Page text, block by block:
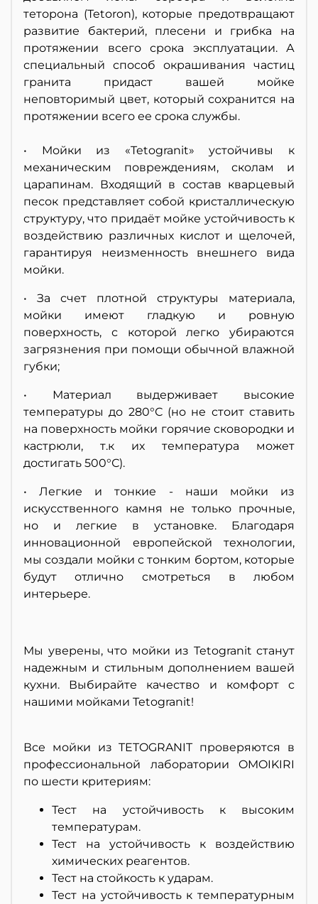
теторона (Tetoron), которые предотвращают
развитие бактерий, плесени и грибка на
протяжении всего срока эксплуатации. А
специальный способ окрашивания частиц
гранита придаст вашей мойке
неповторимый цвет, который сохранится на
протяжении всего ее срока службы.
• Мойки из «Tetogranit» устойчивы к
механическим повреждениям, сколам и
царапинам. Входящий в состав кварцевый
песок представляет собой кристаллическую
структуру, что придаёт мойке устойчивость к
воздействию различных кислот и щелочей,
гарантируя неизменность внешнего вида
мойки.
• За счет плотной структуры материала,
мойки имеют гладкую и ровную
поверхность, с которой легко убираются
загрязнения при помощи обычной влажной
губки;
• Материал выдерживает высокие
температуры до 280°С (но не стоит ставить
на поверхность мойки горячие сковородки и
кастрюли, т.к их температура может
достигать 500°С).
• Легкие и тонкие - наши мойки из
искусственного камня не только прочные,
но и легкие в установке. Благодаря
инновационной европейской технологии,
мы создали мойки с тонким бортом, которые
будут отлично смотреться в любом
интерьере.
Мы уверены, что мойки из Tetogranit станут
надежным и стильным дополнением вашей
кухни. Выбирайте качество и комфорт с
нашими мойками Tetogranit!
Все мойки из TETOGRANIT проверяются в
профессиональной лаборатории OMOIKIRI
по шести критериям:
Тест на устойчивость к высоким
температурам.
Тест на устойчивость к воздействию
химических реагентов.
Тест на стойкость к ударам.
Тест на устойчивость к температурным